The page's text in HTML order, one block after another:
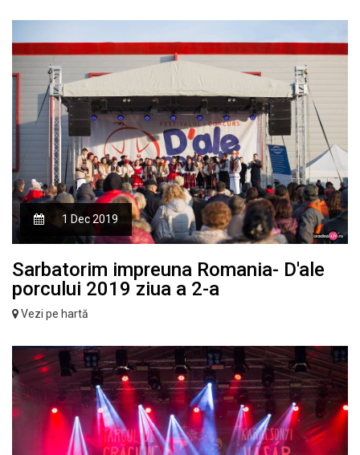
1 Dec 2019
Sarbatorim impreuna Romania- D'ale
porcului 2019 ziua a 2-a
Vezi pe hartă